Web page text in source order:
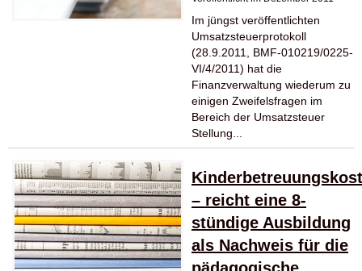
Im jüngst veröffentlichten
Umsatzsteuerprotokoll
(28.9.2011, BMF-010219/0225-
VI/4/2011) hat die
Finanzverwaltung wiederum zu
einigen Zweifelsfragen im
Bereich der Umsatzsteuer
Stellung...
– reicht eine 8-
stündige Ausbildung
als Nachweis für die